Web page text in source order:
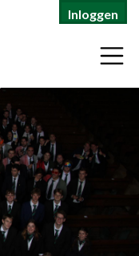
Inloggen